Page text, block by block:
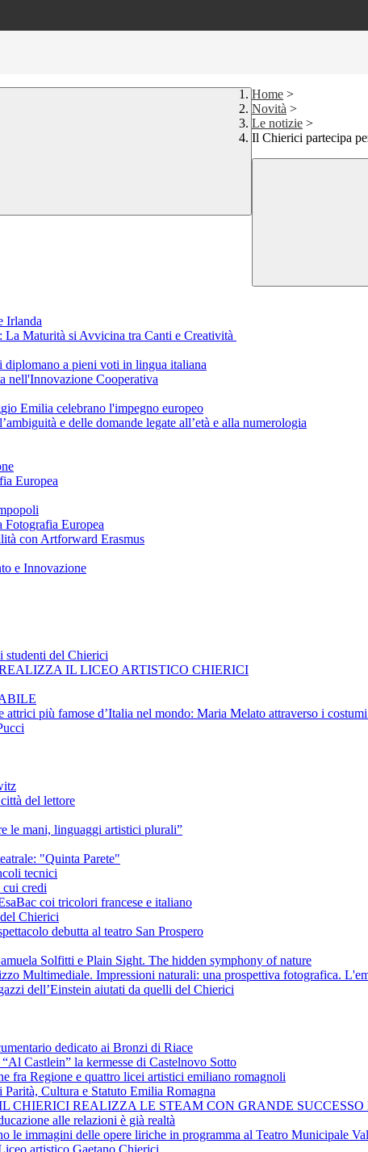
Home >
Novità >
Le notizie >
Il Chierici partecipa
Irlanda
Maturità si Avvicina tra Canti e Creatività
diplomano a pieni voti in lingua italiana
nell'Innovazione Cooperativa
Emilia celebrano l'impegno europeo
e delle domande legate all’età e alla numerologia
Europea
Fotografia Europea
con Artforward Erasmus
e Innovazione
studenti del Chierici
IL LICEO ARTISTICO CHIERICI
più famose d’Italia nel mondo: Maria Melato attraverso i costumi
del lettore
le mani, linguaggi artistici plurali”
"Quinta Parete"
tecnici
cui credi
coi tricolori francese e italiano
Chierici
debutta al teatro San Prospero
Solfitti e Plain Sight. The hidden symphony of nature
Multimediale. Impressioni naturali: una prospettiva fotografica.
dell’Einstein aiutati da quelli del Chierici
dedicato ai Bronzi di Riace
Castlein” la kermesse di Castelnovo Sotto
fra Regione e quattro licei artistici emiliano romagnoli
Cultura e Statuto Emilia Romagna
CHIERICI REALIZZA LE STEAM CON GRANDE
alle relazioni è già realtà
le immagini delle opere liriche in programma al Teatro Municipale